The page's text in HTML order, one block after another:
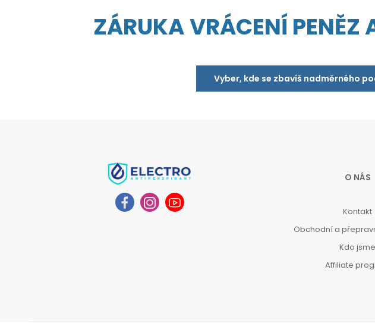
ZÁRUKA VRÁCENÍ
Vyber, kde se zbavíš nadměrného
O NÁS
Kontakt
Obchodní a
Kdo jsme
Affiliate